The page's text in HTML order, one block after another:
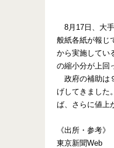
8月17日、大
般紙各紙が報じ
から実施してい
の縮小分が上回
政府の補助は
げしてきました
ば、さらに値上
《出所・参考》
東京新聞Web